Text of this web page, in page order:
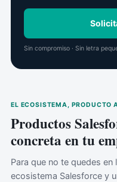
Sin compromiso · Sin letra
EL ECOSISTEMA, PRODUCTO
Productos
concreta en tu
Para que no te quedes
ecosistema Salesforce y